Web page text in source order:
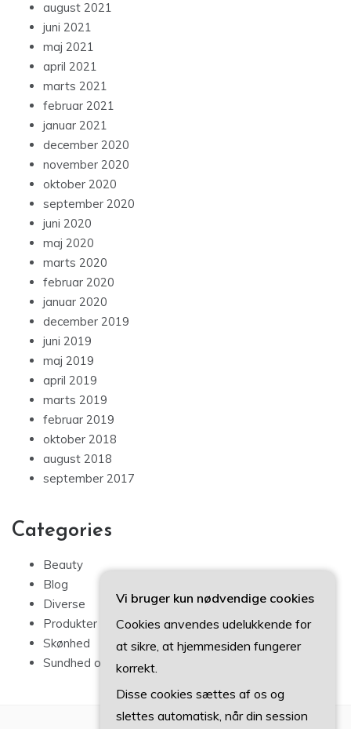
august 2021
juni 2021
maj 2021
april 2021
marts 2021
februar 2021
januar 2021
december 2020
november 2020
oktober 2020
september 2020
juni 2020
maj 2020
marts 2020
februar 2020
januar 2020
december 2019
juni 2019
maj 2019
april 2019
marts 2019
februar 2019
oktober 2018
august 2018
september 2017
Categories
Beauty
Blog
Diverse
Produkter
Skønhed
Sundhed og sport
Vi bruger kun nødvendige cookies
Cookies anvendes udelukkende for
at sikre, at hjemmesiden fungerer
korrekt.
Disse cookies sættes af os og
slettes automatisk, når din session